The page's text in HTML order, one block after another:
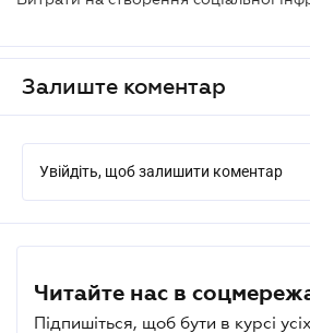
Залиште коментар
Увійдіть, щоб залишити коментар
Читайте нас в
Підпишіться, щоб бути в курсі